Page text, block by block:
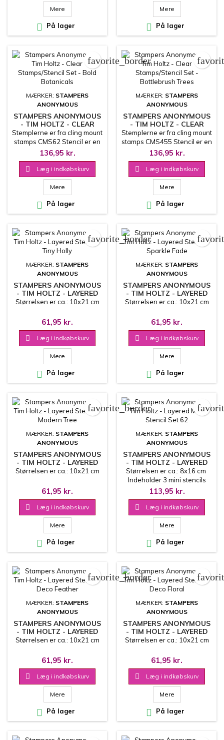
Mere
 På lager
Mere
 På lager
MÆRKER: STAMPERS
ANONYMOUS
STAMPERS ANONYMOUS
- TIM HOLTZ - CLEAR
STAMPS/STENCIL SET -
BOLD BOTANICALS
Stemplerne er fra cling mount
stamps CMS62 Stencil er en
combi fra THS072 og
THS068
136,95 kr.
 Læg i indkøbskurv
Mere
 På lager
favorite_border
MÆRKER: STAMPERS
ANONYMOUS
STAMPERS ANONYMOUS
- TIM HOLTZ - CLEAR
STAMPS/STENCIL SET -
BOTTLEBRUSH TREES
Stemplerne er fra cling mount
stamps CMS455 Stencil er en
combi fra THS023 og
THS115
136,95 kr.
 Læg i indkøbskurv
Mere
 På lager
MÆRKER: STAMPERS
ANONYMOUS
STAMPERS ANONYMOUS
- TIM HOLTZ - LAYERED
STENCIL - TINY HOLLY
Størrelsen er ca.: 10x21 cm
61,95 kr.
 Læg i indkøbskurv
Mere
 På lager
favorite_border
MÆRKER: STAMPERS
ANONYMOUS
STAMPERS ANONYMOUS
- TIM HOLTZ - LAYERED
STENCIL - SPARKLE FADE
Størrelsen er ca.: 10x21 cm
61,95 kr.
 Læg i indkøbskurv
Mere
 På lager
MÆRKER: STAMPERS
ANONYMOUS
STAMPERS ANONYMOUS
- TIM HOLTZ - LAYERED
STENCIL - MODERN TREE
Størrelsen er ca.: 10x21 cm
61,95 kr.
 Læg i indkøbskurv
Mere
 På lager
favorite_border
MÆRKER: STAMPERS
ANONYMOUS
STAMPERS ANONYMOUS
- TIM HOLTZ - LAYERED
MINI STENCIL SET 62
Størrelsen er ca.: 8x16 cm
Indeholder 3 mini stencils
113,95 kr.
 Læg i indkøbskurv
Mere
 På lager
MÆRKER: STAMPERS
ANONYMOUS
STAMPERS ANONYMOUS
- TIM HOLTZ - LAYERED
STENCIL - DECO
Størrelsen er ca.: 10x21 cm
61,95 kr.
 Læg i indkøbskurv
Mere
 På lager
favorite_border
MÆRKER: STAMPERS
ANONYMOUS
STAMPERS ANONYMOUS
- TIM HOLTZ - LAYERED
STENCIL - DECO FLORAL
Størrelsen er ca.: 10x21 cm
61,95 kr.
 Læg i indkøbskurv
Mere
 På lager